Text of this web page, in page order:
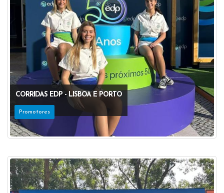
CORRIDAS EDP - LISBOA E PORTO
Promotores